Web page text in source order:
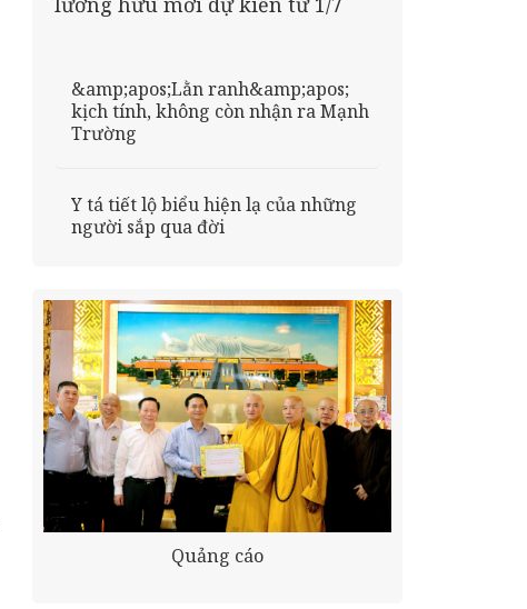
&amp;apos;Lằn ranh&amp;apos;
kịch tính, không còn nhận ra Mạnh
Trường
Y tá tiết lộ biểu hiện lạ của những
người sắp qua đời
Quảng cáo